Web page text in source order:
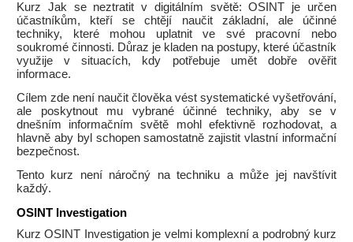
Kurz Jak se neztratit v digitálním světě: OSINT je určen
účastníkům, kteří se chtějí naučit základní, ale účinné
techniky, které mohou uplatnit ve své pracovní nebo
soukromé činnosti. Důraz je kladen na postupy, které účastník
využije v situacích, kdy potřebuje umět dobře ověřit
informace.
Cílem zde není naučit člověka vést systematické vyšetřování,
ale poskytnout mu vybrané účinné techniky, aby se v
dnešním informačním světě mohl efektivně rozhodovat, a
hlavně aby byl schopen samostatně zajistit vlastní informační
bezpečnost.
Tento kurz není náročný na techniku a může jej navštívit
každý.
OSINT Investigation
Kurz OSINT Investigation je velmi komplexní a podrobný kurz